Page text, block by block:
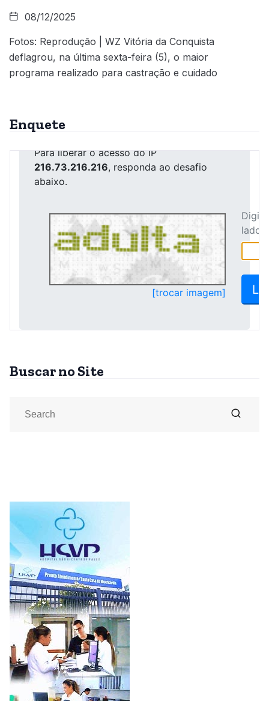
08/12/2025
Fotos: Reprodução | WZ Vitória da Conquista
deflagrou, na última sexta-feira (5), o maior
programa realizado para castração e cuidado
Enquete
Buscar no Site